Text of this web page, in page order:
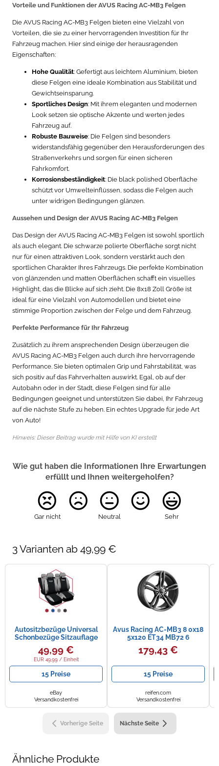
Vorteile und Funktionen der AVUS Racing AC-MB3 Felgen
Die AVUS Racing AC-MB3 Felgen bieten eine Vielzahl von
Vorteilen, die sie zu einer hervorragenden Investition für Ihr
Fahrzeug machen. Hier sind einige der herausragenden
Eigenschaften:
Hohe Qualität: Gefertigt aus leichtem Aluminium, bieten
diese Felgen eine ideale Kombination aus Stabilität und
Gewichtseinsparung.
Sportliches Design: Mit ihrem eleganten und modernen
Look setzen sie optische Akzente und werten jedes
Fahrzeug auf.
Robuste Bauweise: Die Felgen sind besonders
widerstandsfähig gegenüber den Herausforderungen des
Straßenverkehrs und sorgen für einen sicheren
Fahrkomfort.
Korrosionsbeständigkeit: Die black polished Oberfläche
schützt vor Umwelteinflüssen, sodass die Felgen auch
unter widrigen Bedingungen glänzen.
Aussehen und Design der AVUS Racing AC-MB3 Felgen
Das Design der AVUS Racing AC-MB3 Felgen ist sowohl sportlich
als auch elegant. Die schwarze polierte Oberfläche sorgt nicht
nur für einen attraktiven Look, sondern verstärkt auch den
sportlichen Charakter Ihres Fahrzeugs. Die perfekte Kombination
von glänzenden und matten Oberflächen schafft ein visuelles
Highlight, das die Blicke auf sich zieht. Die 8x18 Zoll Größe ist
ideal für eine Vielzahl von Automodellen und bietet eine
stimmige Proportion zwischen der Felge und dem Fahrzeug.
Perfekte Performance für Ihr Fahrzeug
Zusätzlich zu ihrem ansprechenden Design überzeugen die
AVUS Racing AC-MB3 Felgen auch durch ihre hervorragende
Performance. Sie bieten optimalen Grip und Fahrstabilität, was
sich positiv auf das Fahrverhalten auswirkt. Egal, ob auf der
Autobahn oder in der Stadt, diese Felgen sind für alle
Bedingungen geeignet und unterstützen Sie dabei, Ihr Fahrzeug
auf die nächste Stufe zu heben. Ein echtes Upgrade für jede Art
von Auto!
Hinweis: Dieser Beitrag wurde mit Hilfe von KI erstellt
Wie gut haben die Informationen Ihre Erwartungen
erfüllt und Ihnen weitergeholfen?
Gar nicht Neutral Sehr
3 Varianten ab 49,99 €
Autositzbezüge Universal
Schonbezüge Sitzauflage
PKW Auto für Citroen
Berlingo
49,99 €
EUR 49,99 / Einheit
15 Preise
eBay
Versandkostenfrei
Avus Racing AC-MB3 8 0x18
5x120 ET34 MB72 6
179,43 €
15 Preise
reifen.com
Versandkostenfrei
Vorherige Seite Nächste Seite
Ähnliche Produkte